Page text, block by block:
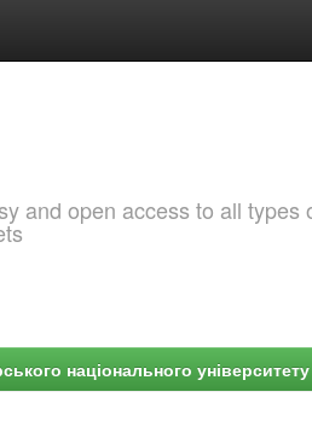
and open access to all
національного